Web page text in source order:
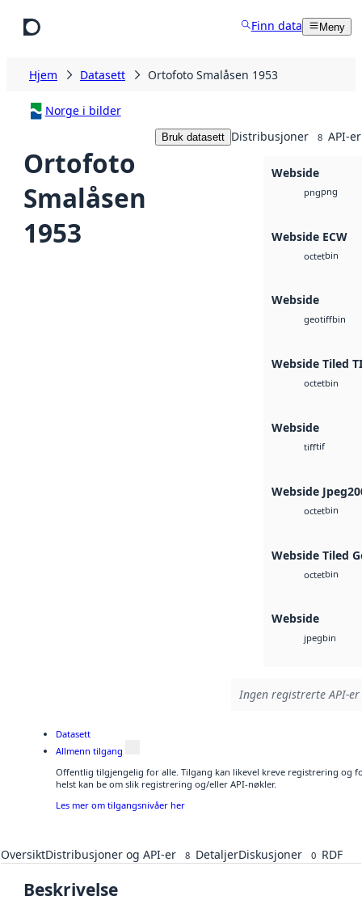
Finn data Meny
Hjem Datasett Ortofoto Smalåsen 1953
Norge i bilder
Ortofoto
Smalåsen
1953
Bruk datasett Distribusjoner 8 API-er
Webside
pngpng
Webside ECW
octetbin
Webside
geotiffbin
Webside Tiled
octetbin
Webside
tifftif
Webside
octetbin
Webside Tiled
octetbin
Webside
jpegbin
Ingen registrerte API-
Datasett
Allmenn tilgang
Offentlig tilgjengelig for alle. Tilgang kan likevel kreve registrering og
helst kan be om slik registrering og/eller API-nøkler.
Les mer om tilgangsnivåer her
OversiktDistribusjoner og API-er 8 DetaljerDiskusjoner 0 RDF
Beskrivelse